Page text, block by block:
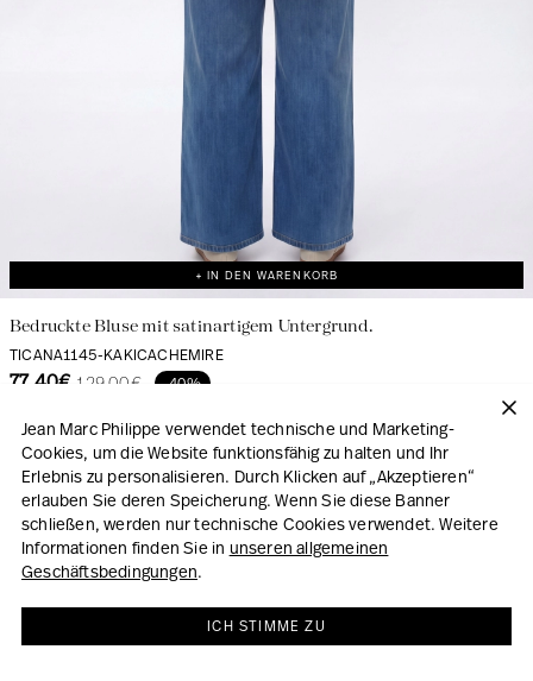
+ IN DEN WARENKORB
Bedruckte Bluse mit satinartigem Untergrund.
TICANA1145-KAKICACHEMIRE
77.40€ 129.00€ -40%
Jean Marc Philippe verwendet technische und Marketing-
Cookies, um die Website funktionsfähig zu halten und Ihr
Erlebnis zu personalisieren. Durch Klicken auf „Akzeptieren“
erlauben Sie deren Speicherung. Wenn Sie diese Banner
schließen, werden nur technische Cookies verwendet. Weitere
Informationen finden Sie in unseren allgemeinen
Geschäftsbedingungen.
ICH STIMME ZU